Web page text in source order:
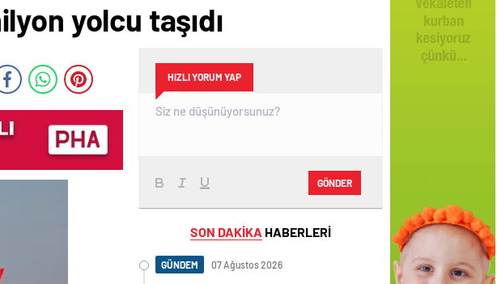
yolcu taşıdı
HIZLI YORUM YAP
GÖNDER
SON DAKİKA HABERLERİ
GÜNDEM 07 Ağustos 2026